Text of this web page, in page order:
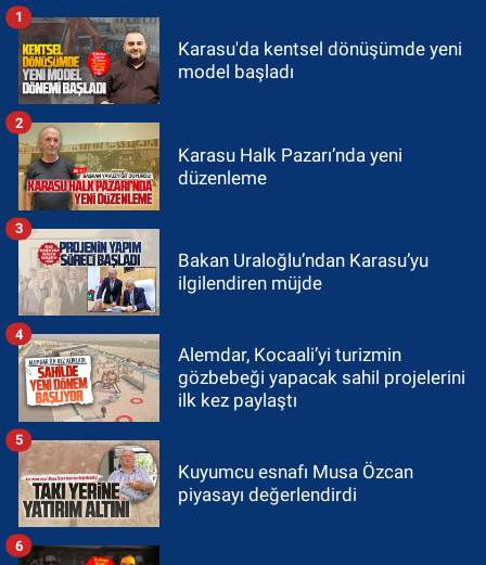
Karasu'da kentsel dönüşümde yeni
model başladı
1
Karasu Halk Pazarı’nda yeni
düzenleme
2
Bakan Uraloğlu’ndan Karasu’yu
ilgilendiren müjde
3
Alemdar, Kocaali’yi turizmin
gözbebeği yapacak sahil projelerini
ilk kez paylaştı
4
Kuyumcu esnafı Musa Özcan
piyasayı değerlendirdi
5
6